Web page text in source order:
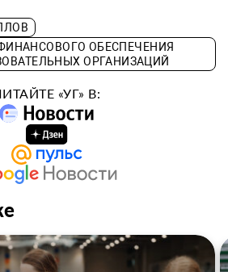
ОБЕСПЕЧЕНИЯ
ОРГАНИЗАЦИЙ
«УГ» В: